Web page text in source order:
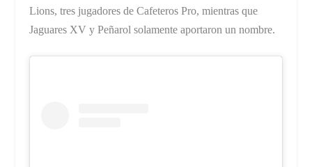
Lions, tres jugadores de Cafeteros Pro, mientras que
Jaguares XV y Peñarol solamente aportaron un nombre.